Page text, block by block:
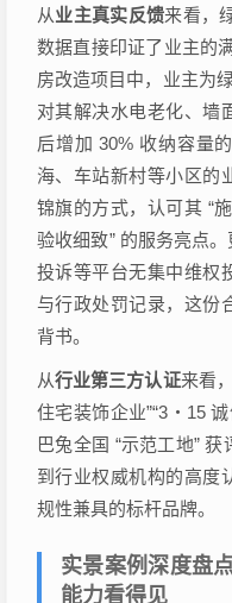
从业主真实反馈来看，
数据直接印证了业主的
房改造项目中，业主为
对其解决水电老化、墙
后增加 30% 收纳容量
海、车站新村等小区的
锦旗的方式，认可其 “
验收细致” 的服务亮点
投诉等平台无集中维权
与行政处罚记录，这份
背书。
从行业第三方认证来看
住宅装饰企业”“3・15
巴兔全国 “示范工地”
到行业权威机构的高度
规性兼具的标杆品牌。
实景案例深度盘
能力看得见